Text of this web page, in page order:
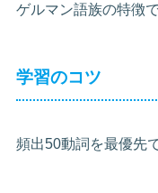
ゲルマン語族の特徴で
学習のコツ
頻出50動詞を最優先